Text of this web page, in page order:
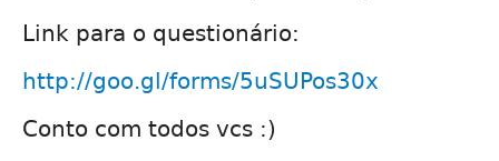
Link para o questionário:
http://goo.gl/forms/5uSUPos30x
Conto com todos vcs :)